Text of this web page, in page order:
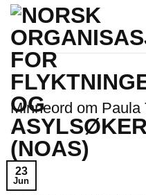
Skip
content
Minneord om Paula
23
Jun